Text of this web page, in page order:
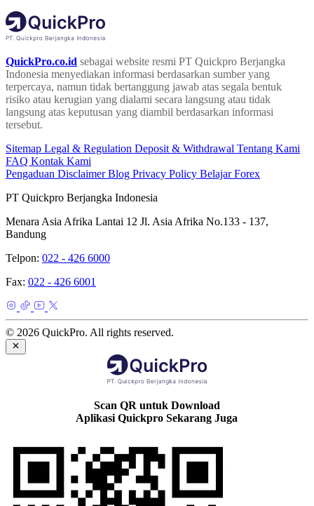
QuickPro.co.id sebagai website resmi PT Quickpro Berjangka
Indonesia menyediakan informasi berdasarkan sumber yang
terpercaya, namun tidak bertanggung jawab atas segala bentuk
risiko atau kerugian yang dialami secara langsung atau tidak
langsung atas keputusan yang diambil berdasarkan informasi
tersebut.
Sitemap Legal & Regulation Deposit & Withdrawal Tentang Kami
FAQ Kontak Kami
Pengaduan DisclaimerBlog Privacy Policy Belajar Forex
PT Quickpro Berjangka Indonesia
Menara Asia Afrika Lantai 12 Jl. Asia Afrika No.133 - 137,
Bandung
Telpon: 022 - 426 6000
Fax: 022 - 426 6001
© 2026 QuickPro. All rights reserved.
Scan QR untuk Download
Aplikasi Quickpro Sekarang Juga